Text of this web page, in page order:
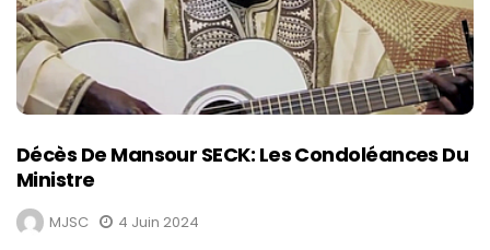
Décès De Mansour SECK: Les Condoléances Du
Ministre
MJSC 4 Juin 2024